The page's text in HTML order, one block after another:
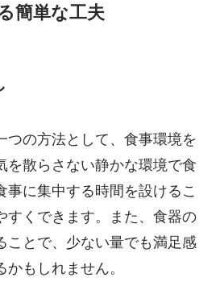
簡単な工夫
つの方法として、食事環境を
を散らさない静かな環境で食
事に集中する時間を設けるこ
すくできます。また、食器の
ことで、少ない量でも満足感
もしれません。